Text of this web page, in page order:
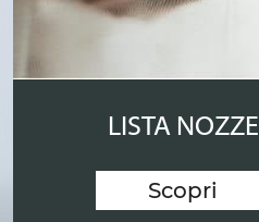
LISTA NOZZE
Scopri